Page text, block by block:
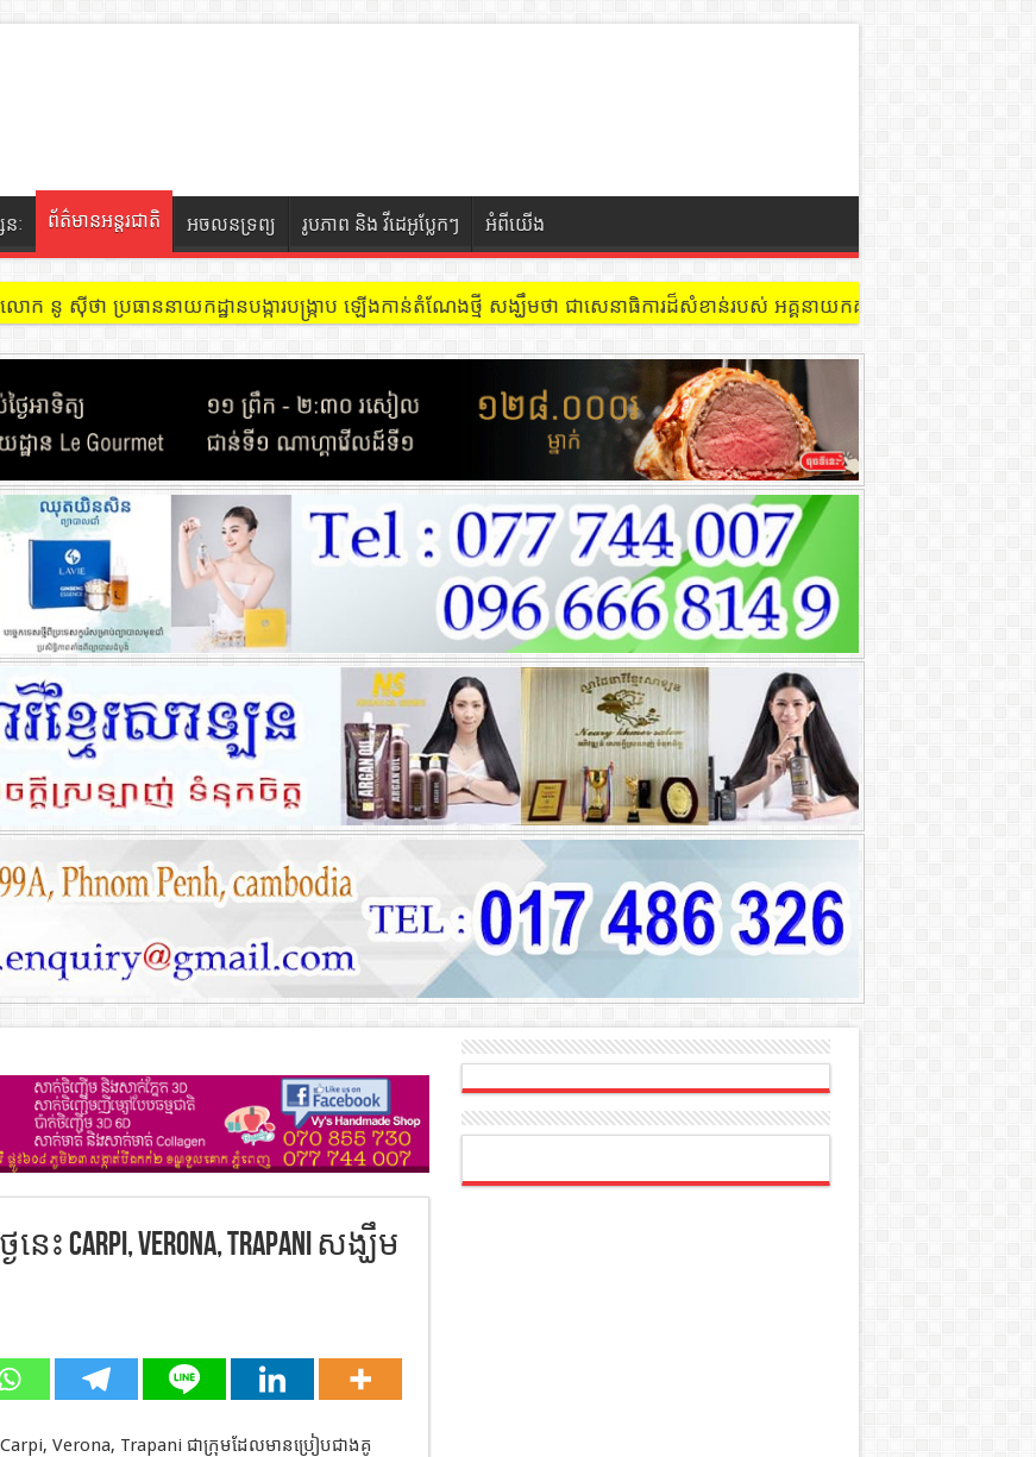
ៈ ព័ត៌មានអន្តរជាតិ អចលនទ្រព្យ រូបភាព និង វីដេអូប្លែកៗ អំពីយើង
អគារ Sky 31 នៅខណ្ឌទួលគោក មានអ្នកជួលបន្ទប់បើកល្បែងសុីសង នៅជាន់ទី៩ បន្ទប់ ៩០២ !
េះ Carpi, Verona, Trapani សង្ឃឹម
Verona, Trapani ជាក្រុមដែលមានប្រៀបជាងគូ